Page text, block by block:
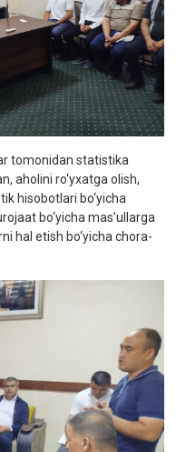
tomonidan statistika
aholini ro‘yxatga olish,
hisobotlari bo‘yicha
bo‘yicha mas’ullarga
hal etish bo‘yicha chora-